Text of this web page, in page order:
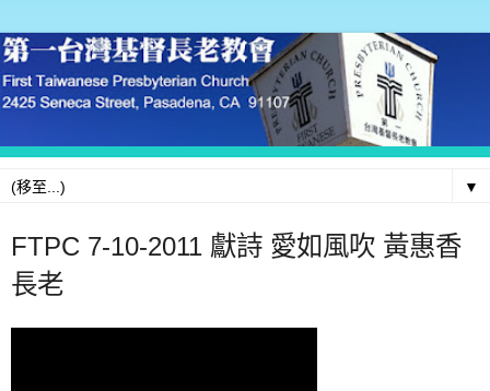
▼
FTPC 7-10-2011 獻詩 愛如風吹 黃惠香
長老